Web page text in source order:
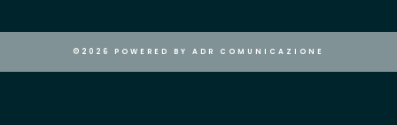
©2026 POWERED BY ADR COMUNICAZIONE